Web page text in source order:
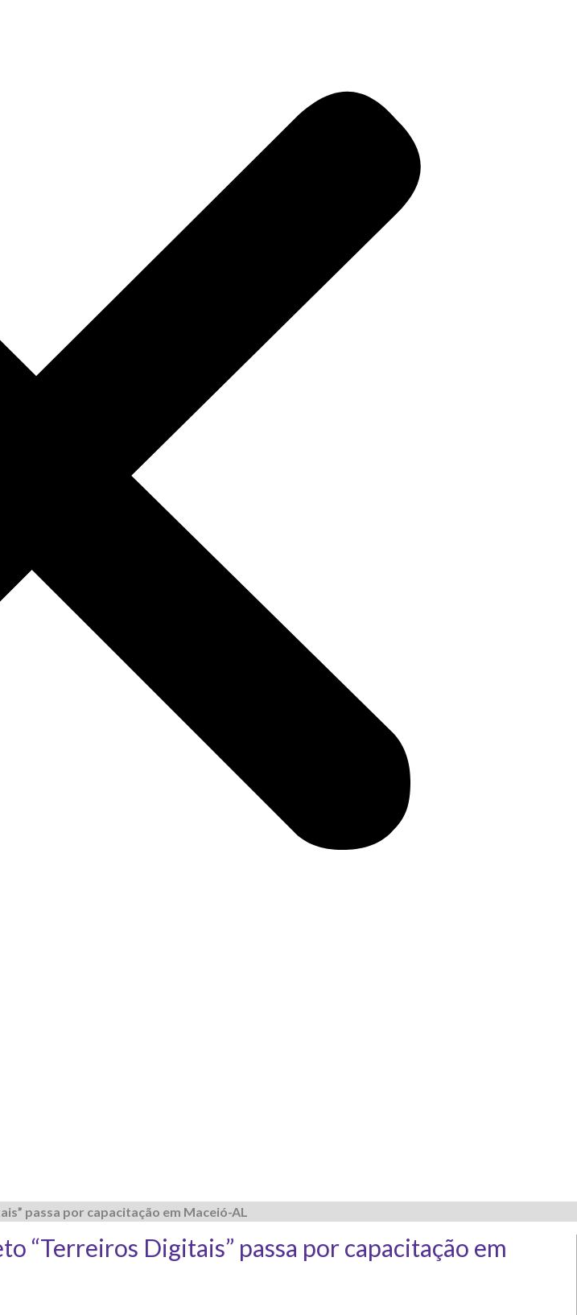
passa por capacitação em Maceió-AL
“Terreiros Digitais” passa por capacitação em